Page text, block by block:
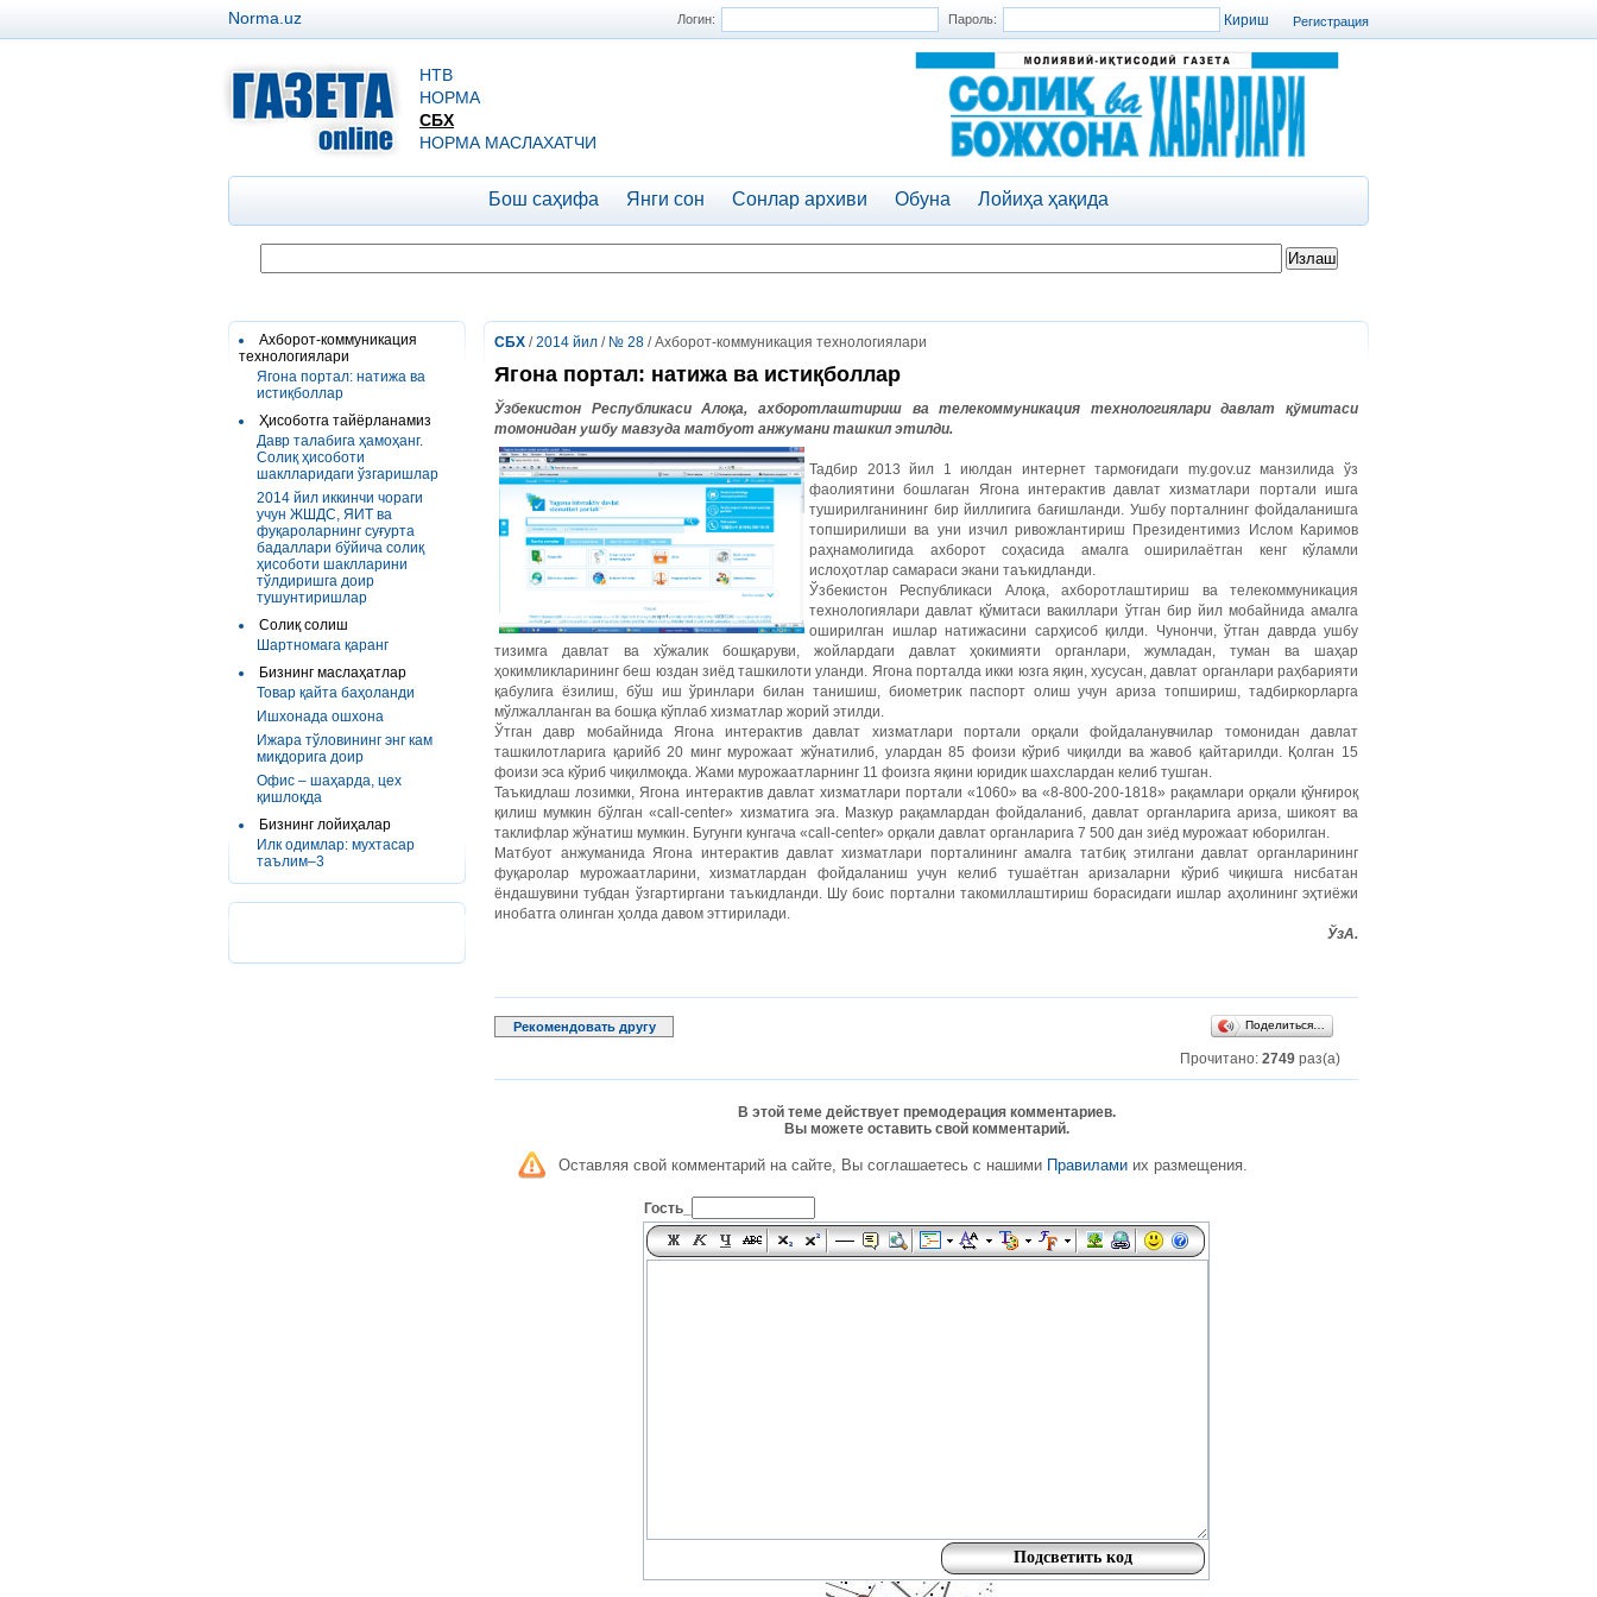
Регистрация
Логин: Пароль:
Norma.uz
НТВ
НОРМА
СБХ
НОРМА МАСЛАХАТЧИ
Бош саҳифа Янги сон Сонлар архиви Обуна Лойиҳа ҳақида
Ахборот-коммуникация
технологиялари
Ягона портал: натижа ва
истиқболлар
Ҳисоботга тайёрланамиз
Давр талабига ҳамоҳанг.
Солиқ ҳисоботи
шаклларидаги ўзгаришлар
2014 йил иккинчи чораги
учун ЖШДС, ЯИТ ва
фуқароларнинг суғурта
бадаллари бўйича солиқ
ҳисоботи шаклларини
тўлдиришга доир
тушунтиришлар
Солиқ солиш
Шартномага қаранг
Бизнинг маслаҳатлар
Товар қайта баҳоланди
Ишхонада ошхона
Ижара тўловининг энг кам
миқдорига доир
Офис – шаҳарда, цех
қишлоқда
Бизнинг лойиҳалар
Илк одимлар: мухтасар
таълим–3
СБХ /2014 йил / № 28 / Ахборот-коммуникация технологиялари
Ягона портал: натижа ва истиқболлар
Ўзбекистон Республикаси Алоқа, ахборотлаштириш ва телекоммуникация технологиялари давлат қўмитаси
томонидан ушбу мавзуда матбуот анжумани ташкил этилди.
Тадбир 2013 йил 1 июлдан интернет тармоғидаги my.gov.uz манзилида ўз
фаолиятини бошлаган Ягона интерактив давлат хизматлари портали ишга
туширилганининг бир йиллигига бағишланди. Ушбу порталнинг фойдаланишга
топширилиши ва уни изчил ривожлантириш Президентимиз Ислом Каримов
раҳнамолигида ахборот соҳасида амалга оширилаётган кенг кўламли
ислоҳотлар самараси экани таъкидланди.
Ўзбекистон Республикаси Алоқа, ахборотлаштириш ва телекоммуникация
технологиялари давлат қўмитаси вакиллари ўтган бир йил мобайнида амалга
оширилган ишлар натижасини сарҳисоб қилди. Чунончи, ўтган даврда ушбу
тизимга давлат ва хўжалик бошқаруви, жойлардаги давлат ҳокимияти органлари, жумладан, туман ва шаҳар
ҳокимликларининг беш юздан зиёд ташкилоти уланди. Ягона порталда икки юзга яқин, хусусан, давлат органлари раҳбарияти
қабулига ёзилиш, бўш иш ўринлари билан танишиш, биометрик паспорт олиш учун ариза топшириш, тадбиркорларга
мўлжалланган ва бошқа кўплаб хизматлар жорий этилди.
Ўтган давр мобайнида Ягона интерактив давлат хизматлари портали орқали фойдаланувчилар томонидан давлат
ташкилотларига қарийб 20 минг мурожаат жўнатилиб, улардан 85 фоизи кўриб чиқилди ва жавоб қайтарилди. Қолган 15
фоизи эса кўриб чиқилмоқда. Жами мурожаатларнинг 11 фоизга яқини юридик шахслардан келиб тушган.
Таъкидлаш лозимки, Ягона интерактив давлат хизматлари портали «1060» ва «8-800-200-1818» рақамлари орқали қўнғироқ
қилиш мумкин бўлган «call-center» хизматига эга. Мазкур рақамлардан фойдаланиб, давлат органларига ариза, шикоят ва
таклифлар жўнатиш мумкин. Бугунги кунгача «call-center» орқали давлат органларига 7 500 дан зиёд мурожаат юборилган.
Матбуот анжуманида Ягона интерактив давлат хизматлари порталининг амалга татбиқ этилгани давлат органларининг
фуқаролар мурожаатларини, хизматлардан фойдаланиш учун келиб тушаётган аризаларни кўриб чиқишга нисбатан
ёндашувини тубдан ўзгартиргани таъкидланди. Шу боис портални такомиллаштириш борасидаги ишлар аҳолининг эҳтиёжи
инобатга олинган ҳолда давом эттирилади.
ЎзА.
Рекомендовать другу Поделиться…
Прочитано: 2749 раз(а)
В этой теме действует премодерация комментариев.
Вы можете оставить свой комментарий.
Оставляя свой комментарий на сайте, Вы соглашаетесь с нашими Правилами их размещения.
Гость_